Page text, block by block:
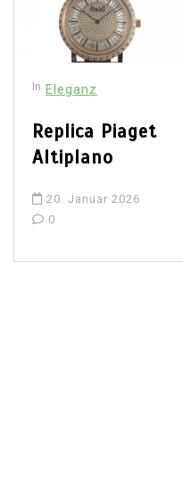
In Eleganz
Replica Piaget
Altiplano
20. Januar 2026
0